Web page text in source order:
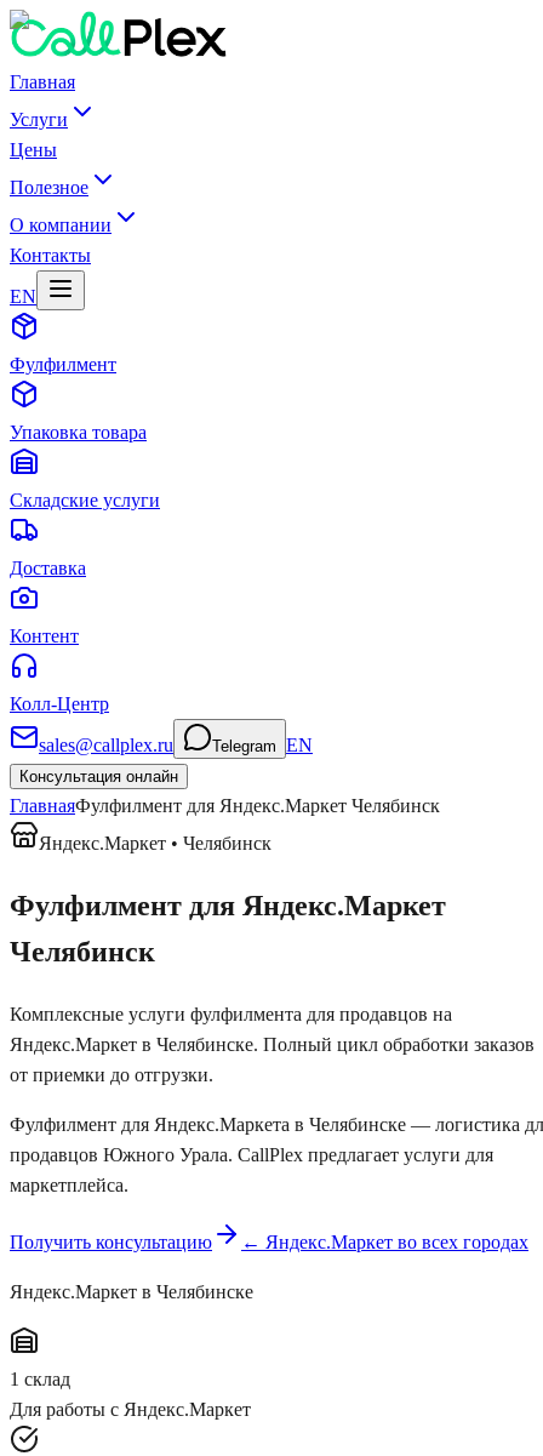
Главная
Услуги
Цены
Полезное
О компании
Контакты
EN
Фулфилмент
Упаковка товара
Складские услуги
Доставка
Контент
Колл-Центр
sales@callplex.ru
Telegram EN
Консультация онлайн
ГлавнаяФулфилмент для Яндекс.Маркет Челябинск
Яндекс.Маркет • Челябинск
Фулфилмент для Яндекс.Маркет
Челябинск
Комплексные услуги фулфилмента для продавцов на
Яндекс.Маркет в Челябинске. Полный цикл обработки заказов
от приемки до отгрузки.
Фулфилмент для Яндекс.Маркета в Челябинске — логистика
продавцов Южного Урала. CallPlex предлагает услуги для
маркетплейса.
Получить консультацию ← Яндекс.Маркет во всех городах
Яндекс.Маркет в Челябинске
1 склад
Для работы с Яндекс.Маркет